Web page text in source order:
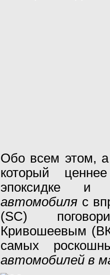
Обо всем этом,
который
эпоксидке и
автомобиля с
(SC)
Кривошеевым
самых
автомобилей в